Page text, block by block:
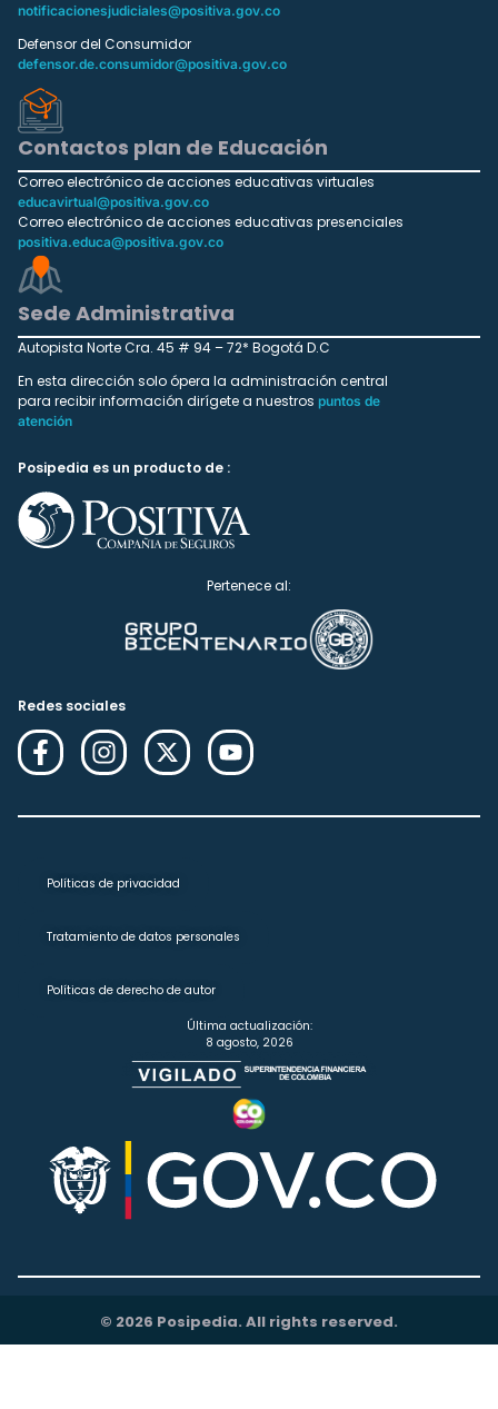
notificacionesjudiciales@positiva.gov.co
Defensor del Consumidor
defensor.de.consumidor@positiva.gov.co
Contactos plan de Educación
Correo electrónico de acciones educativas virtuales
educavirtual@positiva.gov.co
Correo electrónico de acciones educativas presenciales
positiva.educa@positiva.gov.co
Sede Administrativa
Autopista Norte Cra. 45 # 94 – 72* Bogotá D.C
En esta dirección solo ópera la administración central
para recibir información dirígete a nuestros puntos de
atención
Posipedia es un producto de :
Pertenece al:
Redes sociales
Políticas de privacidad
Tratamiento de datos personales
Políticas de derecho de autor
Última actualización:
8 agosto, 2026
© 2026 Posipedia. All rights reserved.